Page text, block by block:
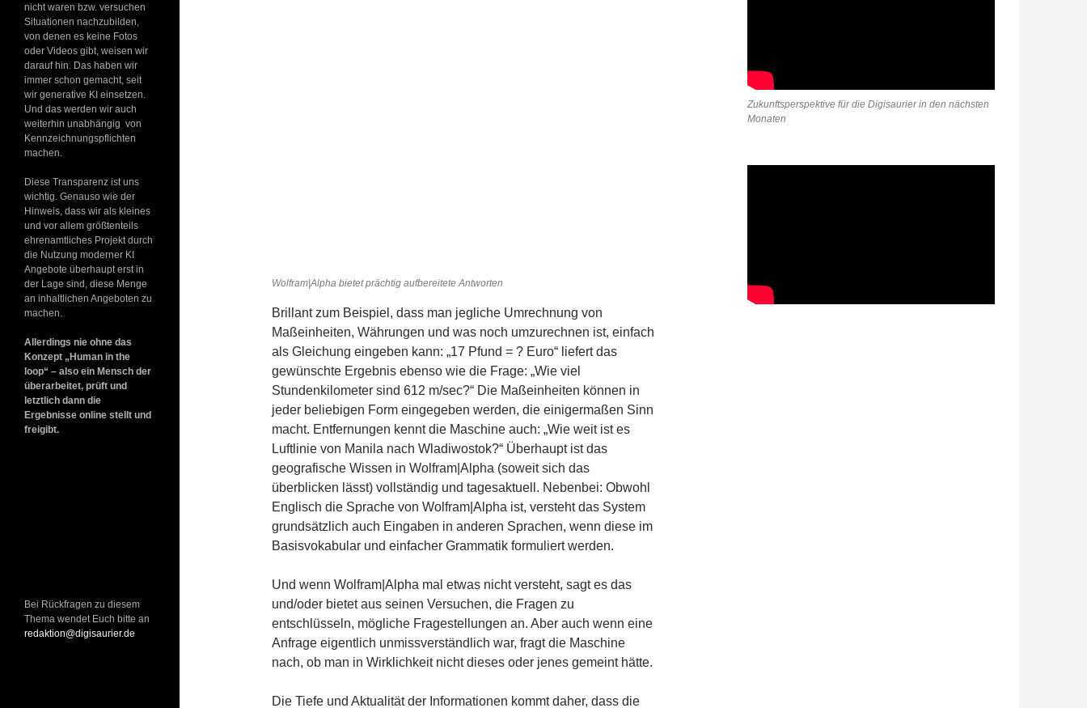
Wolfram|Alpha bietet prächtig aufbereitete Antworten
Brillant zum Beispiel, dass man jegliche Umrechnung von
Maßeinheiten, Währungen und was noch umzurechnen ist, einfach
als Gleichung eingeben kann: „17 Pfund = ? Euro“ liefert das
gewünschte Ergebnis ebenso wie die Frage: „Wie viel
Stundenkilometer sind 612 m/sec?“ Die Maßeinheiten können in
jeder beliebigen Form eingegeben werden, die einigermaßen Sinn
macht. Entfernungen kennt die Maschine auch: „Wie weit ist es
Luftlinie von Manila nach Wladiwostok?“ Überhaupt ist das
geografische Wissen in Wolfram|Alpha (soweit sich das
überblicken lässt) vollständig und tagesaktuell. Nebenbei: Obwohl
Englisch die Sprache von Wolfram|Alpha ist, versteht das System
grundsätzlich auch Eingaben in anderen Sprachen, wenn diese im
Basisvokabular und einfacher Grammatik formuliert werden.
Und wenn Wolfram|Alpha mal etwas nicht versteht, sagt es das
und/oder bietet aus seinen Versuchen, die Fragen zu
entschlüsseln, mögliche Fragestellungen an. Aber auch wenn eine
Anfrage eigentlich unmissverständlich war, fragt die Maschine
nach, ob man in Wirklichkeit nicht dieses oder jenes gemeint hätte.
Die Tiefe und Aktualität der Informationen kommt daher, dass die
Zukunftsperspektive für die Digisaurier in den nächsten
Monaten
nicht waren bzw. versuchen
Situationen nachzubilden,
von denen es keine Fotos
oder Videos gibt, weisen wir
darauf hin. Das haben wir
immer schon gemacht, seit
wir generative KI einsetzen.
Und das werden wir auch
weiterhin unabhängig von
Kennzeichnungspflichten
machen.
Diese Transparenz ist uns
wichtig. Genauso wie der
Hinweis, dass wir als kleines
und vor allem größtenteils
ehrenamtliches Projekt durch
die Nutzung moderner KI
Angebote überhaupt erst in
der Lage sind, diese Menge
an inhaltlichen Angeboten zu
machen.
Allerdings nie ohne das
Konzept „Human in the
loop“ – also ein Mensch der
überarbeitet, prüft und
letztlich dann die
Ergebnisse online stellt und
freigibt.
Bei Rückfragen zu diesem
Thema wendet Euch bitte an
redaktion@digisaurier.de